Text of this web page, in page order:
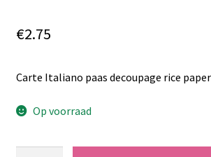
€2.75
Carte Italiano paas decoupage rice
Op voorraad